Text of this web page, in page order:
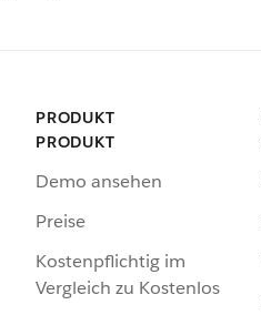
PRODUKT
PRODUKT
Demo ansehen
Preise
Kostenpflichtig im
Vergleich zu Kostenlos